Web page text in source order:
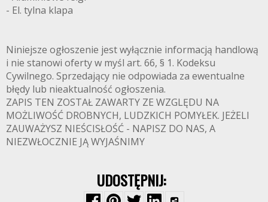
- El. tylna klapa
Niniejsze ogłoszenie jest wyłącznie informacją handlową
i nie stanowi oferty w myśl art. 66, § 1. Kodeksu
Cywilnego. Sprzedający nie odpowiada za ewentualne
błędy lub nieaktualność ogłoszenia.
ZAPIS TEN ZOSTAŁ ZAWARTY ZE WZGLĘDU NA
MOŻLIWOŚĆ DROBNYCH, LUDZKICH POMYŁEK. JEŻELI
ZAUWAŻYSZ NIEŚCISŁOŚĆ - NAPISZ DO NAS, A
NIEZWŁOCZNIE JĄ WYJAŚNIMY
UDOSTĘPNIJ: